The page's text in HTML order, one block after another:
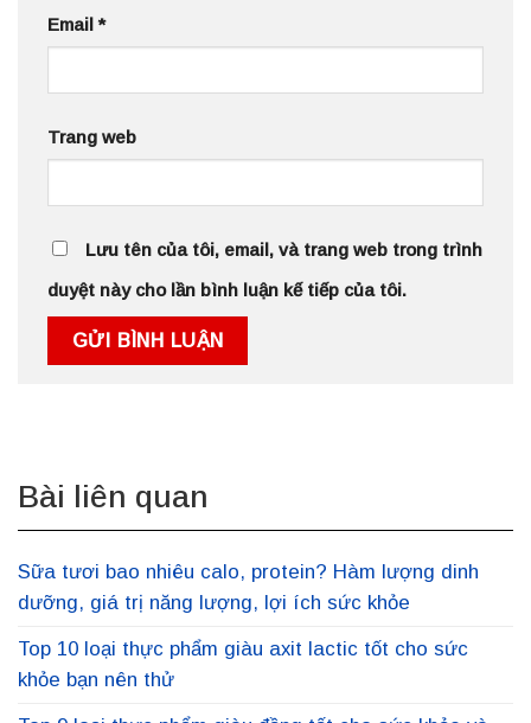
Bài liên quan
Sữa tươi bao nhiêu calo, protein? Hàm lượng dinh
dưỡng, giá trị năng lượng, lợi ích sức khỏe
Top 10 loại thực phẩm giàu axit lactic tốt cho sức
khỏe bạn nên thử
Email*
Trang web
Lưu tên của tôi, email, và trang web trong trình
duyệt này cho lần bình luận kế tiếp của tôi.